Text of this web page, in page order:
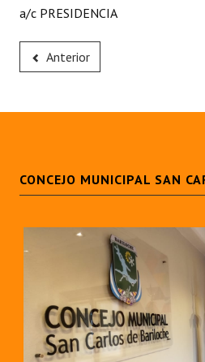
a/c PRESIDENCIA
Anterior
CONCEJO MUNICIPAL SAN